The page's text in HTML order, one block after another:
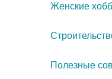
Женские
Полезные